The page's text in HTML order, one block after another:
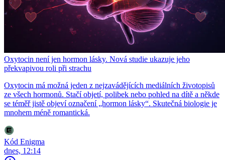
Oxytocin není jen hormon lásky. Nová studie ukazuje jeho
překvapivou roli při strachu
Oxytocin má možná jeden z nejzavádějících mediálních životopisů
ze všech hormonů. Stačí objetí, polibek nebo pohled na dítě a někde
se téměř jistě objeví označení „hormon lásky“. Skutečná biologie je
mnohem méně romantická.
Kód Enigma
dnes, 12:14